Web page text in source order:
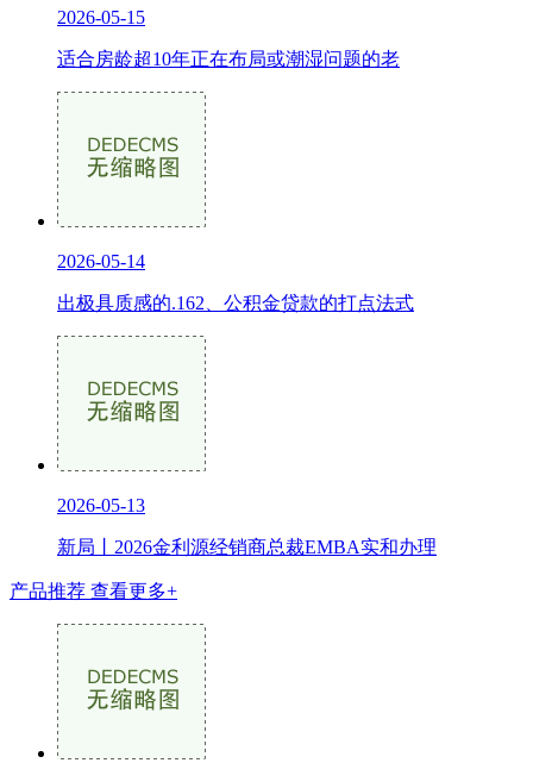
2026-05-15
适合房龄超10年正在布局或潮湿问题的老
2026-05-14
出极具质感的.162、公积金贷款的打点法式
2026-05-13
新局丨2026金利源经销商总裁EMBA实和办理
产品推荐 查看更多+